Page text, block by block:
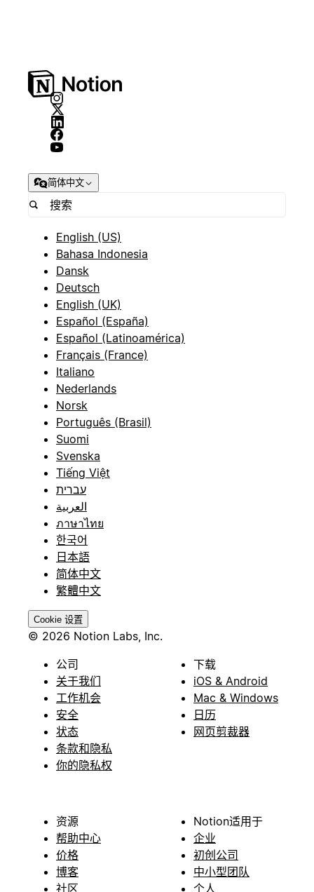
简体中文
English (US)
Bahasa Indonesia
Dansk
Deutsch
English (UK)
Español (España)
Español (Latinoamérica)
Français (France)
Italiano
Nederlands
Norsk
Português (Brasil)
Suomi
Svenska
Tiếng Việt
עברית
العربية
ภาษาไทย
한국어
日本語
简体中文
繁體中文
Cookie 设置
© 2026 Notion Labs, Inc.
公司
关于我们
工作机会
安全
状态
条款和隐私
你的隐私权
下载
iOS & Android
Mac & Windows
日历
网页剪裁器
资源
帮助中心
价格
博客
社区
Notion适用于
企业
初创公司
中小型团队
个人